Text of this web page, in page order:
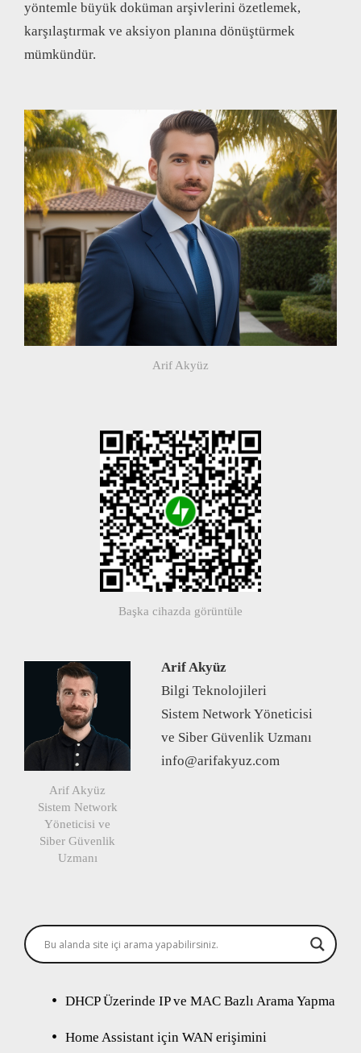
yöntemle büyük doküman arşivlerini özetlemek,
karşılaştırmak ve aksiyon planına dönüştürmek
mümkündür.
Arif Akyüz
Başka cihazda görüntüle
Arif Akyüz
Sistem Network
Yöneticisi ve
Siber Güvenlik
Uzmanı
Arif Akyüz
Bilgi Teknolojileri
Sistem Network Yöneticisi
ve Siber Güvenlik Uzmanı
info@arifakyuz.com
DHCP Üzerinde IP ve MAC Bazlı Arama Yapma
Home Assistant için WAN erişimini